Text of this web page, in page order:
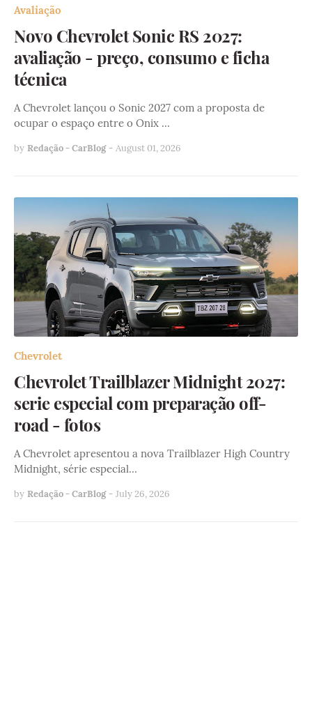
Avaliação
Novo Chevrolet Sonic RS 2027:
avaliação - preço, consumo e ficha
técnica
A Chevrolet lançou o Sonic 2027 com a proposta de
ocupar o espaço entre o Onix …
by Redação - CarBlog - August 01, 2026
Chevrolet
Chevrolet Trailblazer Midnight 2027:
serie especial com preparação off-
road - fotos
A Chevrolet apresentou a nova Trailblazer High Country
Midnight, série especial…
by Redação - CarBlog - July 26, 2026